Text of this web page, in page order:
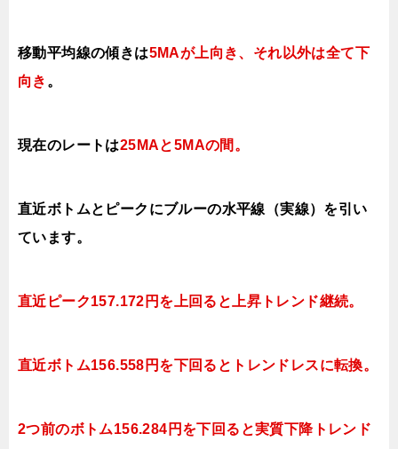
移動平均線の傾きは5MAが上向き、それ以外は全て下
向き 。
現在のレートは25MAと5MAの間 。
直近ボトムとピークにブルーの水平線（実線）を引い
ています。
直近ピーク157.172円を上回ると上昇トレンド継続。
直近ボトム156.558円を下回るとトレンドレスに転換。
2つ前のボトム156.284円を下回ると実質下降トレンド